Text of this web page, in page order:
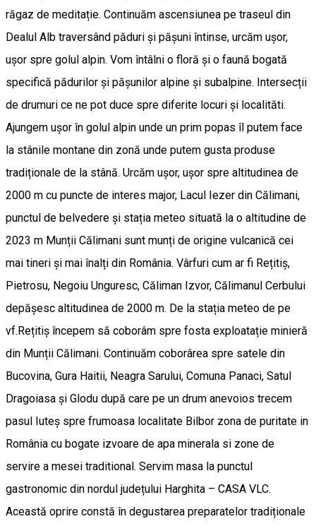
răgaz de meditație. Continuăm ascensiunea pe traseul din
Dealul Alb traversând păduri și pășuni întinse, urcăm ușor,
ușor spre golul alpin. Vom întâlni o floră și o faună bogată
specifică pădurilor și pășunilor alpine și subalpine. Intersecții
de drumuri ce ne pot duce spre diferite locuri și localităti.
Ajungem ușor în golul alpin unde un prim popas îl putem face
la stânile montane din zonă unde putem gusta produse
tradiționale de la stână. Urcăm ușor, ușor spre altitudinea de
2000 m cu puncte de interes major, Lacul Iezer din Călimani,
punctul de belvedere și stația meteo situată la o altitudine de
2023 m Munții Călimani sunt munți de origine vulcanică cei
mai tineri și mai înalți din România. Vârfuri cum ar fi Rețitiș,
Pietrosu, Negoiu Unguresc, Căliman Izvor, Călimanul Cerbului
depășesc altitudinea de 2000 m. De la stația meteo de pe
vf.Rețitiș începem să coborâm spre fosta exploatație minieră
din Munții Călimani. Continuăm coborârea spre satele din
Bucovina, Gura Haitii, Neagra Sarului, Comuna Panaci, Satul
Dragoiasa și Glodu după care pe un drum anevoios trecem
pasul Iuteș spre frumoasa localitate Bilbor zona de puritate in
România cu bogate izvoare de apa minerala si zone de
servire a mesei traditional. Servim masa la punctul
gastronomic din nordul județului Harghita – CASA VLC.
Această oprire constă în degustarea preparatelor tradiționale